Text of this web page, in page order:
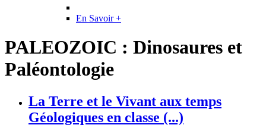
En Savoir +
PALEOZOIC : Dinosaures et
Paléontologie
La Terre et le Vivant aux temps
Géologiques en classe (...)